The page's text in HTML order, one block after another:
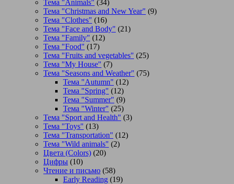
Тема "Animals" (34)
Тема "Christmas and New Year" (9)
Тема "Clothes" (16)
Тема "Face and Body" (21)
Тема "Family" (12)
Тема "Food" (17)
Тема "Fruits and vegetables" (25)
Тема "My House" (7)
Тема "Seasons and Weather" (75)
Тема "Autumn" (12)
Тема "Spring" (12)
Тема "Summer" (9)
Тема "Winter" (25)
Тема "Sport and Health" (3)
Тема "Toys" (13)
Тема "Transportation" (12)
Тема "Wild animals" (2)
Цвета (Colors) (20)
Цифры (10)
Чтение и письмо (58)
Early Reading (19)